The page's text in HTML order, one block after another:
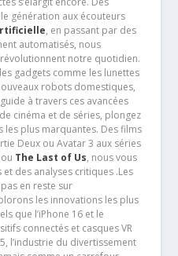
génération aux écouteurs
, en passant par des
automatisés, nous
notre quotidien.
gadgets comme les lunettes
robots domestiques,
à travers ces avancées
cinéma et de séries, plongez
les plus marquantes. Des films
Deux ou Avatar 3 aux séries
The Last of Us, nous vous
des analyses critiques .Les
en reste sur
les innovations les plus
que l’iPhone 16 et le
connectés et casques VR
l’industrie du divertissement